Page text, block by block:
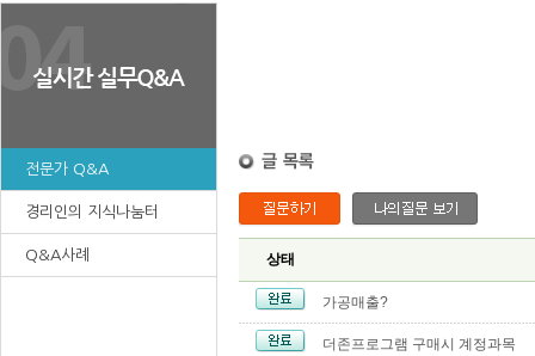
전문가 Q&A
경리인의 지식나눔터
Q&A사례 상태
가공매출?
더존프로그램 구매시 계정과목